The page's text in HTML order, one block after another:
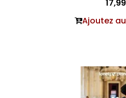
Ajoutez